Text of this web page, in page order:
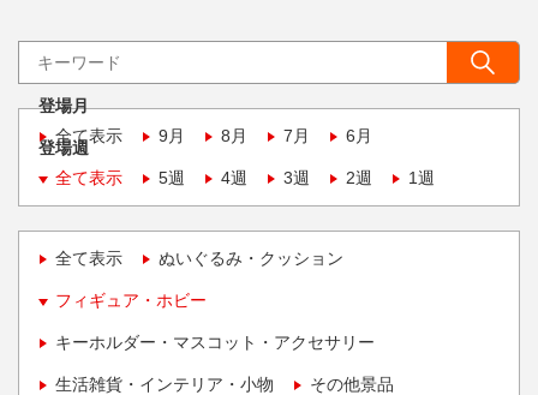
登場月
全て表示
9月 8月 7月 6月
登場週
全て表示
5週 4週 3週 2週 1週
全て表示 ぬいぐるみ・クッション
フィギュア・ホビー
キーホルダー・マスコット・アクセサリー
生活雑貨・インテリア・小物 その他景品